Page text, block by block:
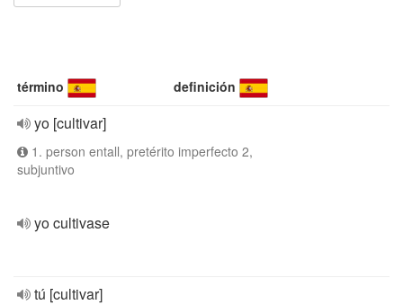
término definición
yo [cultivar]
1. person entall, pretérito imperfecto 2,
subjuntivo
yo cultivase
tú [cultivar]